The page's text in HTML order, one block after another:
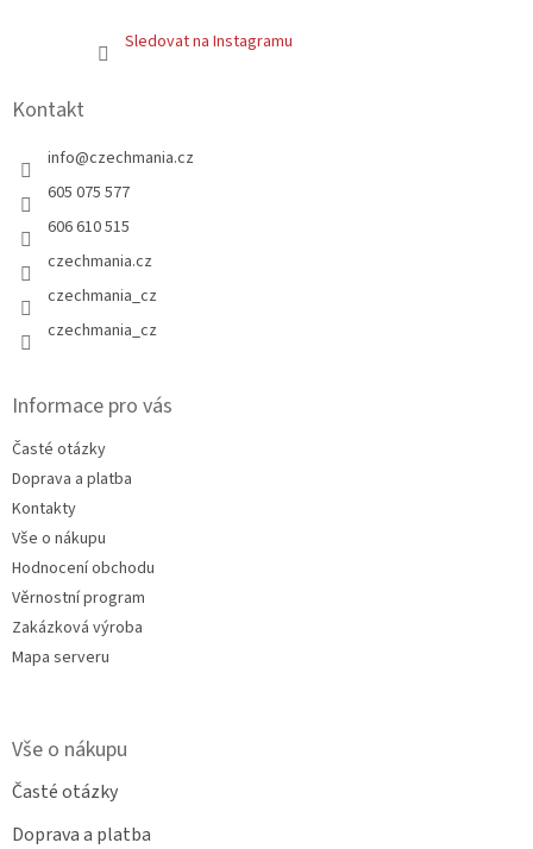
Sledovat na Instagramu
Kontakt
info@czechmania.cz
605 075 577
606 610 515
czechmania.cz
czechmania_cz
czechmania_cz
Informace pro vás
Časté otázky
Doprava a platba
Kontakty
Vše o nákupu
Hodnocení obchodu
Věrnostní program
Zakázková výroba
Mapa serveru
Vše o nákupu
Časté otázky
Doprava a platba